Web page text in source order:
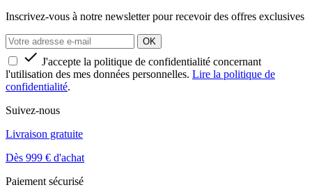
Inscrivez-vous à notre newsletter pour recevoir des offres exclusives
 J'accepte la politique de confidentialité concernant
l'utilisation des mes données personnelles. Lire la politique de
confidentialité.
Suivez-nous
Livraison gratuite
Dès 999 € d'achat
Paiement sécurisé